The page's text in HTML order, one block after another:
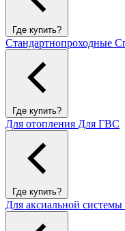
Где купить?
Стандартнопроходные
Где купить?
Для отопления Для ГВС
Где купить?
Для аксиальной системы